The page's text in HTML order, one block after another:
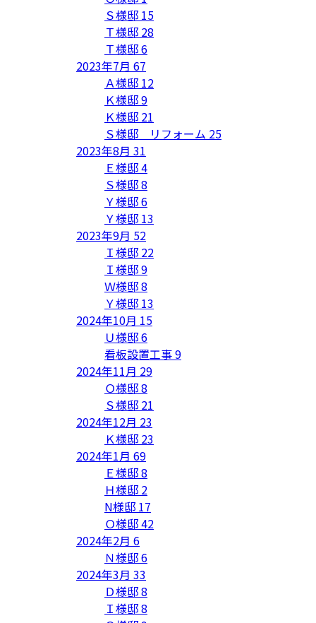
Ｓ様邸 15
Ｔ様邸 28
Ｔ様邸6
2023年7月 67
Ａ様邸 12
Ｋ様邸9
Ｋ様邸 21
Ｓ様邸 リフォーム 25
2023年8月 31
Ｅ様邸4
Ｓ様邸8
Ｙ様邸6
Ｙ様邸 13
2023年9月 52
Ｉ様邸 22
Ｉ様邸9
Ｗ様邸8
Ｙ様邸 13
2024年10月 15
Ｕ様邸6
看板設置工事9
2024年11月 29
Ｏ様邸8
Ｓ様邸 21
2024年12月 23
Ｋ様邸 23
2024年1月 69
Ｅ様邸8
Ｈ様邸 2
N様邸 17
Ｏ様邸42
2024年2月 6
Ｎ様邸6
2024年3月 33
Ｄ様邸8
Ｉ様邸8